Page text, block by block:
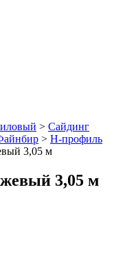
> Сайдинг
> Н-профиль
3,05 м
3,05 м